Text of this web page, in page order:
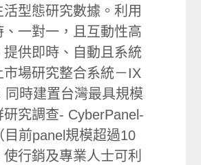
活型態研究數據。利用
、一對一，且互動性高
提供即時、自動且系統
市場研究整合系統－IX
同時建置台灣最具規模
研究調查- CyberPanel-
目前panel規模超過10
行銷及專業人士可利